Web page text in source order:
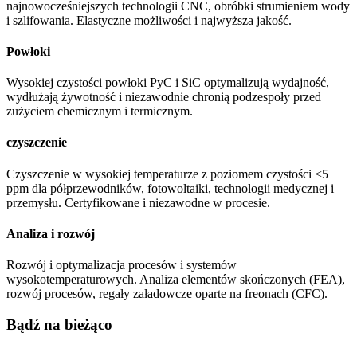
najnowocześniejszych technologii CNC, obróbki strumieniem wody
i szlifowania. Elastyczne możliwości i najwyższa jakość.
Powłoki
Wysokiej czystości powłoki PyC i SiC optymalizują wydajność,
wydłużają żywotność i niezawodnie chronią podzespoły przed
zużyciem chemicznym i termicznym.
czyszczenie
Czyszczenie w wysokiej temperaturze z poziomem czystości <5
ppm dla półprzewodników, fotowoltaiki, technologii medycznej i
przemysłu. Certyfikowane i niezawodne w procesie.
Analiza i rozwój
Rozwój i optymalizacja procesów i systemów
wysokotemperaturowych. Analiza elementów skończonych (FEA),
rozwój procesów, regały załadowcze oparte na freonach (CFC).
Bądź na bieżąco